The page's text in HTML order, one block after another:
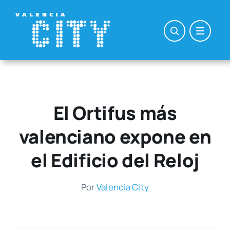
contenido
El Ortifus más
valenciano expone en
el Edificio del Reloj
PorValen­cia City